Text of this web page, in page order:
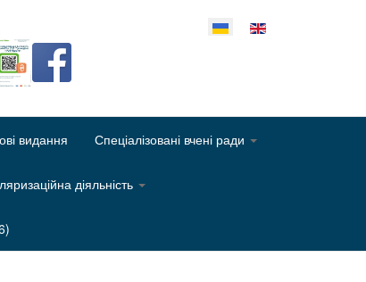
мову
видання Спеціалізовані вчені ради
діяльність